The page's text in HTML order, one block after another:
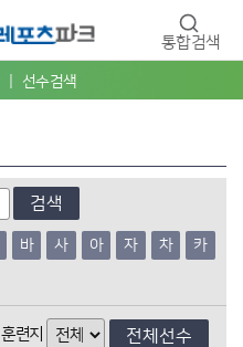
통합검색
선수검색
검색
바 사 아 자 차
카
훈련지 전체선수